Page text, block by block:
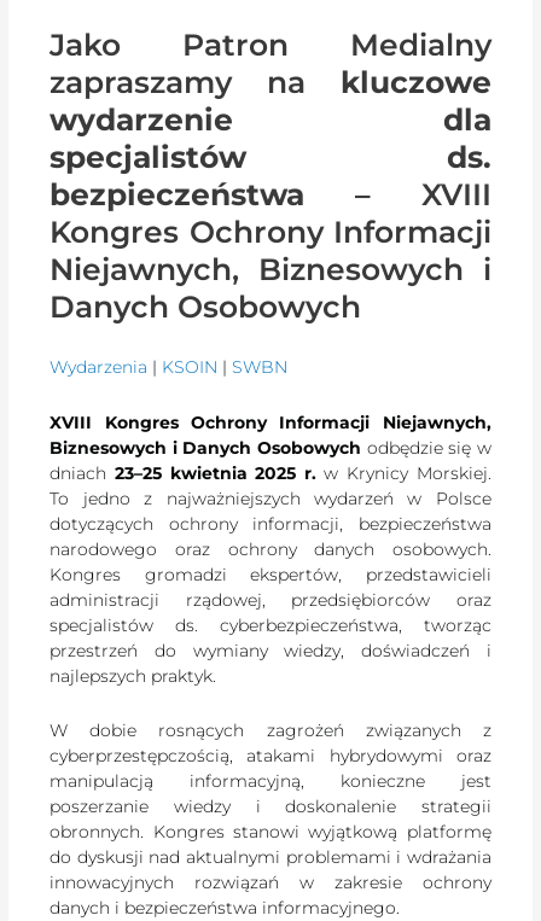
Jako Patron Medialny
zapraszamy na kluczowe
wydarzenie dla
specjalistów ds.
bezpieczeństwa – XVIII
Kongres Ochrony Informacji
Niejawnych, Biznesowych i
Danych Osobowych
Wydarzenia | KSOIN |SWBN
XVIII Kongres Ochrony Informacji Niejawnych,
Biznesowych i Danych Osobowych odbędzie się w
dniach 23–25 kwietnia 2025 r.w Krynicy Morskiej.
To jedno z najważniejszych wydarzeń w Polsce
dotyczących ochrony informacji, bezpieczeństwa
narodowego oraz ochrony danych osobowych.
Kongres gromadzi ekspertów, przedstawicieli
administracji rządowej, przedsiębiorców oraz
specjalistów ds. cyberbezpieczeństwa, tworząc
przestrzeń do wymiany wiedzy, doświadczeń i
najlepszych praktyk.
W dobie rosnących zagrożeń związanych z
cyberprzestępczością, atakami hybrydowymi oraz
manipulacją informacyjną, konieczne jest
poszerzanie wiedzy i doskonalenie strategii
obronnych. Kongres stanowi wyjątkową platformę
do dyskusji nad aktualnymi problemami i wdrażania
innowacyjnych rozwiązań w zakresie ochrony
danych i bezpieczeństwa informacyjnego.